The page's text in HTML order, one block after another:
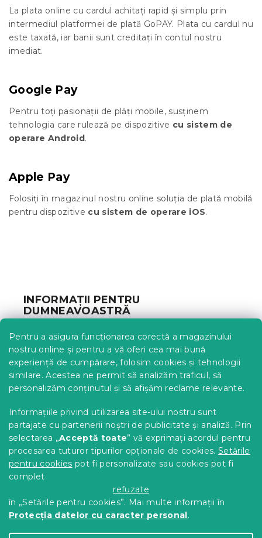
Pentru a asigura funcționarea corectă a magazinului
nostru online și pentru a vă oferi cea mai bună
experiență de cumpărare, folosim cookies și tehnologii
similare. Acestea ne permit să analizăm traficul, să
personalizăm conținutul și să afișăm reclame relevante.
Informațiile privind utilizarea site-ului nostru sunt
partajate cu partenerii noștri de publicitate și analiză. Prin
selectarea „Acceptă toate” vă exprimați acordul pentru
procesarea tuturor tipurilor opționale de cookies. Setările
pentru cookies pot fi personalizate sau cookies pot fi
complet
refuzate
în „Setările pentru cookies”. Mai multe informații în
Protecția datelor cu caracter personal.
La plata online cu cardul achitați rapid și simplu prin
intermediul platformei de plată GoPAY. Plata cu cardul nu
este taxată, iar banii sunt creditați în contul nostru
imediat.
Google Pay
Pentru toți pasionații de plăți mobile, susținem
tehnologia care rulează pe dispozitive cu sistem de
operare Android.
Apple Pay
Folosiți în magazinul nostru online soluția de plată mobilă
pentru dispozitive cu sistem de operare iOS.
o
INFORMAȚII PENTRU
DUMNEAVOASTRĂ
Urmărirea comenzii
Opțiuni de livrare
Metode de plată
Reclamații și retururi
Contact
Protecția datelor cu caracter personal
Achizitii SEAP
Tabel mărimi
Blog
Pentru parteneri